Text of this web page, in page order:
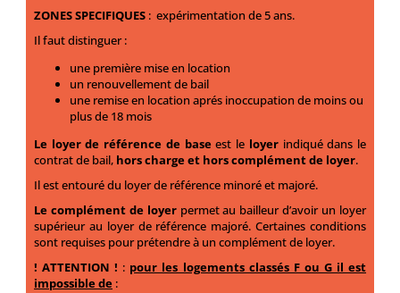
ZONES SPECIFIQUES : expérimentation de 5 ans.
Il faut distinguer :
une première mise en location
un renouvellement de bail
une remise en location aprés inoccupation de moins ou
plus de 18 mois
Le loyer de référence de baseest le loyer indiqué dans le
contrat de bail, hors charge et hors complément de loyer.
Il est entouré du loyer de référence minoré et majoré.
Le complément de loyerpermet au bailleur d’avoir un loyer
supérieur au loyer de référence majoré. Certaines conditions
sont requises pour prétendre à un complément de loyer.
! ATTENTION ! : pour les logements classés F ou G il est
impossible de :